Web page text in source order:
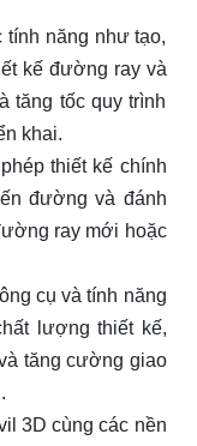
tính năng như tạo,
kế đường ray và
tăng tốc quy trình
khai.
thiết kế chính
đường và đánh
ray mới hoặc
cụ và tính năng
lượng thiết kế,
tăng cường giao
3D cùng các nền